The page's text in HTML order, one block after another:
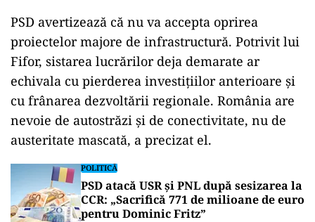
PSD avertizează că nu va accepta oprirea
proiectelor majore de infrastructură. Potrivit lui
Fifor, sistarea lucrărilor deja demarate ar
echivala cu pierderea investițiilor anterioare și
cu frânarea dezvoltării regionale. România are
nevoie de autostrăzi și de conectivitate, nu de
austeritate mascată, a precizat el.
POLITICĂ
PSD atacă USR și PNL după sesizarea la
CCR: „Sacrifică 771 de milioane de euro
pentru Dominic Fritz”